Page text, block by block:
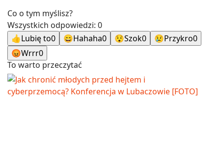
Co o tym myślisz?
Wszystkich odpowiedzi: 0
👍Lubię to0 😄Hahaha0 😯Szok0 😢Przykro0
😡Wrrr0
To warto przeczytać